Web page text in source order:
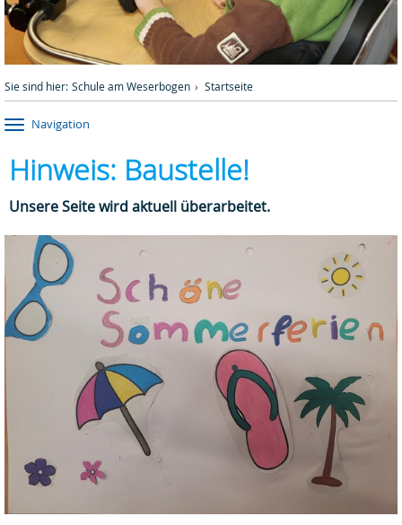
Sie sind hier: Schule am Weserbogen Startseite
Navigation
Hinweis: Baustelle!
Unsere Seite wird aktuell überarbeitet.